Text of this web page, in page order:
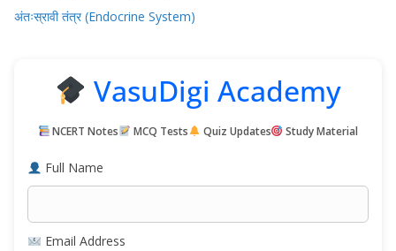
अंतःस्रावी तंत्र (Endocrine System)
VasuDigi Academy
NCERT Notes MCQ Tests Quiz Updates Study Material
Full Name
Email Address